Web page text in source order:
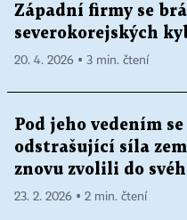
Západní firmy se
severokorejských
20. 4. 2026 ▪ 3 min. čtení
Pod jeho vedením
odstrašující síla
znovu zvolili do
23. 2. 2026 ▪ 2 min. čtení